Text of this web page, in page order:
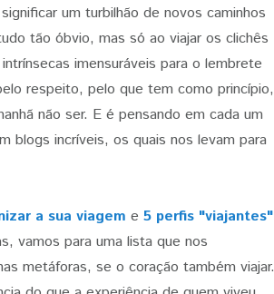
um turbilhão de novos caminhos
tão óbvio, mas só ao viajar os clichês
imensuráveis para o lembrete
respeito, pelo que tem como princípio,
não ser. E é pensando em cada um
blogs incríveis, os quais nos levam para
a sua viagem e 5 perfis "viajantes"
vamos para uma lista que nos
metáforas, se o coração também viajar.